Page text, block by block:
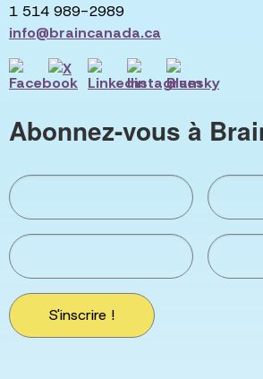
1 514 989-2989
info@braincanada.ca
Abonnez-vous à
S'inscrire !